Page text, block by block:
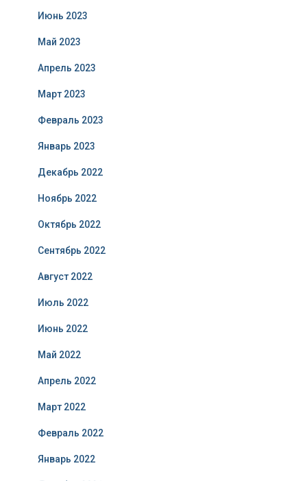
Июнь 2023
Май 2023
Апрель 2023
Март 2023
Февраль 2023
Январь 2023
Декабрь 2022
Ноябрь 2022
Октябрь 2022
Сентябрь 2022
Август 2022
Июль 2022
Июнь 2022
Май 2022
Апрель 2022
Март 2022
Февраль 2022
Январь 2022